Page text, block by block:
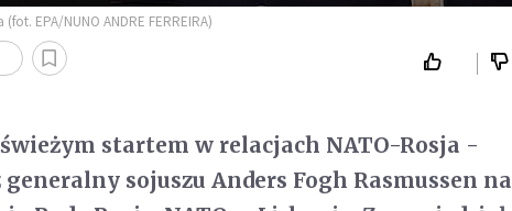
EPA/NUNO ANDRE FERREIRA)
startem w relacjach NATO-Rosja -
sojuszu Anders Fogh Rasmussen na